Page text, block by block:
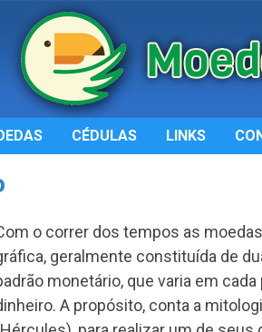
CÉDULAS LINKS
o correr dos tempos as
geralmente constituída de
monetário, que varia em
A propósito, conta a